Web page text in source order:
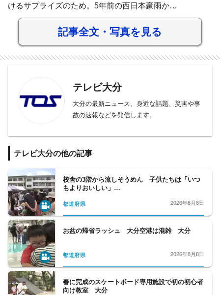
けるサプライズのため。5年前の西日本豪雨か…
記事全文・写真を見る
テレビ大分
大分の最新ニュース、身近な話題、災害や事
故の速報などを発信します。
テレビ大分の他の記事
校舎の3階から流しそうめん 子供たちは「いつ
もよりおいしい」…
都道府県 2026年8月8日
お盆の帰省ラッシュ 大分空港は混雑 大分
都道府県 2026年8月8日
春に完成のスケートボード専用施設で初の初心者
向け教室 大分